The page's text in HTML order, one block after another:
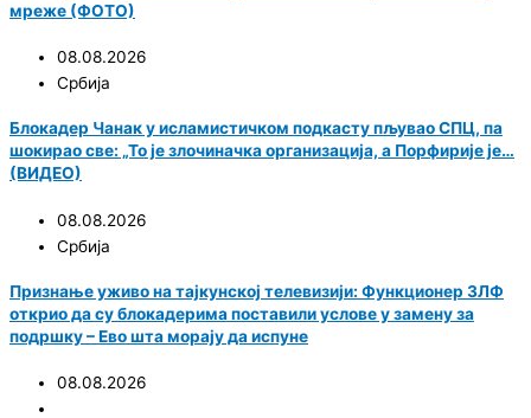
мреже (ФОТО)
08.08.2026
Србија
Блокадер Чанак у исламистичком подкасту пљувао СПЦ, па
шокирао све: „То је злочиначка организација, а Порфирије је…
(ВИДЕО)
08.08.2026
Србија
Признање уживо на тајкунској телевизији: Функционер ЗЛФ
открио да су блокадерима поставили услове у замену за
подршку – Ево шта морају да испуне
08.08.2026